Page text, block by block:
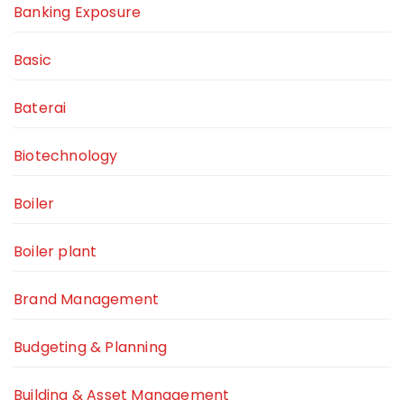
Banking Exposure
Basic
Baterai
Biotechnology
Boiler
Boiler plant
Brand Management
Budgeting & Planning
Building & Asset Management